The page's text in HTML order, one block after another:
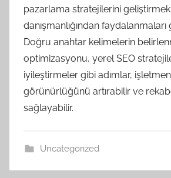
pazarlama stratejilerini geliştirmek
danışmanlığından
Doğru anahtar kelimelerin
optimizasyonu, yerel SEO
iyileştirmeler gibi adımlar,
görünürlüğünü artırabilir ve
sağlayabilir.
Uncategorized